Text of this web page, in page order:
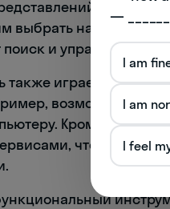
таких как
выбрать наиболее
поиск и управление
также играет
возможность
Кроме того,
что
—
I am
I am
I feel